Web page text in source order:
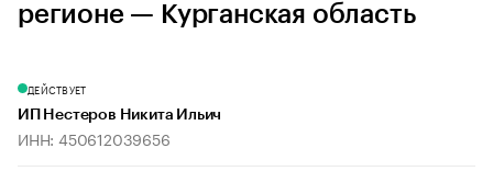
регионе — Курганская область
ДЕЙСТВУЕТ
ИП Нестеров Никита Ильич
ИНН: 450612039656